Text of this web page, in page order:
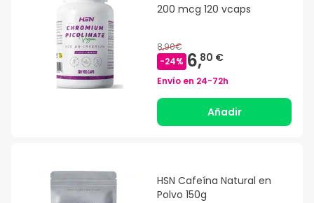
200 mcg 120 vcaps
8,90€
-24% 6,80 €
Envío en 24-72h
Añadir
HSN Cafeína Natural en
Polvo 150g